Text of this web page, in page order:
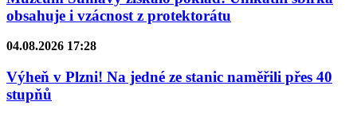
obsahuje i vzácnost z protektorátu
04.08.2026 17:28
Výheň v Plzni! Na jedné ze stanic naměřili přes 40
stupňů